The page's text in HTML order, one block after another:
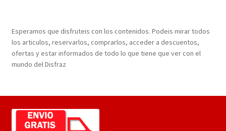
Esperamos que disfruteis con los contenidos. Podeis mirar todos
los articulos, reservarlos, comprarlos, acceder a descuentos,
ofertas y estar informados de todo lo que tiene que ver con el
mundo del Disfraz